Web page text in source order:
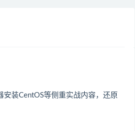
装CentOS等侧重实战内容，还原